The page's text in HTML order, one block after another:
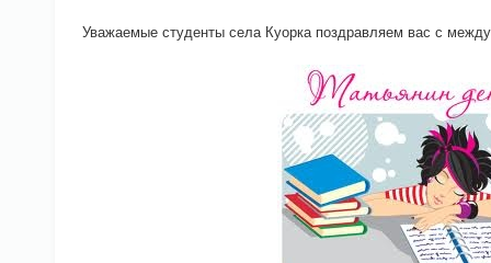
Уважаемые студенты села Куорка поздравляем вас с